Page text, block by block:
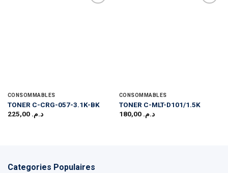
CONSOMMABLES
TONER C-CRG-057-3.1K-BK
د.م. 225,00
CONSOMMABLES
TONER C-MLT-D101/1.5K
د.م. 180,00
Categories Populaires